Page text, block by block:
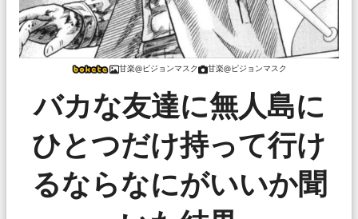
甘楽@ピジョンマスク 甘楽@ピジョンマスク
バカな友達に無人島に
ひとつだけ持って行け
るならなにがいいか聞